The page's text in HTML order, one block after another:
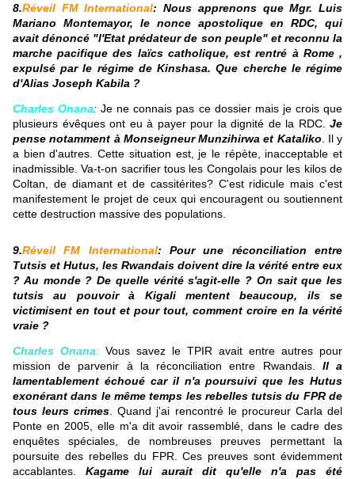
8.Réveil FM International: Nous apprenons que Mgr. Luis
Mariano Montemayor, le nonce apostolique en RDC, qui
avait dénoncé "l'Etat prédateur de son peuple" et reconnu la
marche pacifique des laïcs catholique, est rentré à Rome ,
expulsé par le régime de Kinshasa. Que cherche le régime
d'Alias Joseph Kabila ?
Charles Onana: Je ne connais pas ce dossier mais je crois que
plusieurs évêques ont eu à payer pour la dignité de la RDC. Je
pense notamment à Monseigneur Munzihirwa et Kataliko . Il y
a bien d'autres. Cette situation est, je le répète, inacceptable et
inadmissible. Va-t-on sacrifier tous les Congolais pour les kilos de
Coltan, de diamant et de cassitérites? C'est ridicule mais c'est
manifestement le projet de ceux qui encouragent ou soutiennent
cette destruction massive des populations.
9.Réveil FM International: Pour une réconciliation entre
Tutsis et Hutus, les Rwandais doivent dire la vérité entre eux
? Au monde ? De quelle vérité s'agit-elle ? On sait que les
tutsis au pouvoir à Kigali mentent beaucoup, ils se
victimisent en tout et pour tout, comment croire en la vérité
vraie ?
Charles Onana: Vous savez le TPIR avait entre autres pour
mission de parvenir à la réconciliation entre Rwandais. Il a
lamentablement échoué car il n'a poursuivi que les Hutus
exonérant dans le même temps les rebelles tutsis du FPR de
tous leurs crimes . Quand j'ai rencontré le procureur Carla del
Ponte en 2005, elle m'a dit avoir rassemblé, dans le cadre des
enquêtes spéciales, de nombreuses preuves permettant la
poursuite des rebelles du FPR. Ces preuves sont évidemment
accablantes. Kagame lui aurait dit qu'elle n'a pas été